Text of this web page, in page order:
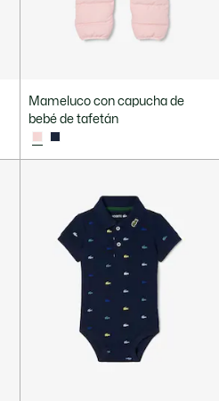
Mameluco con capucha de
bebé de tafetán